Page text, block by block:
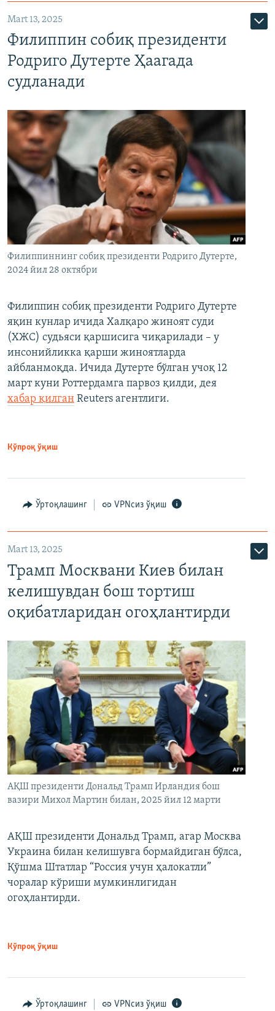
Mart 13, 2025
Филиппин собиқ президенти
Родриго Дутерте Ҳаагада
судланади
Филиппиннинг собиқ президенти Родриго Дутерте,
2024 йил 28 октябри
Филиппин собиқ президенти Родриго Дутерте
яқин кунлар ичида Халқаро жиноят суди
(ХЖС) судьяси қаршисига чиқарилади – у
инсонийликка қарши жиноятларда
айбланмоқда. Ичида Дутерте бўлган учоқ 12
март куни Роттердамга парвоз қилди, дея
хабар қилган Reuters агентлиги.
Кўпроқ ўқиш
Ўртоқлашинг VPNсиз ўқиш
Mart 13, 2025
Трамп Москвани Киев билан
келишувдан бош тортиш
оқибатларидан огоҳлантирди
АҚШ президенти Дональд Трамп Ирландия бош
вазири Михол Мартин билан, 2025 йил 12 марти
АҚШ президенти Дональд Трамп, агар Москва
Украина билан келишувга бормайдиган бўлса,
Қўшма Штатлар “Россия учун ҳалокатли”
чоралар кўриши мумкинлигидан
огоҳлантирди.
Кўпроқ ўқиш
Ўртоқлашинг VPNсиз ўқиш